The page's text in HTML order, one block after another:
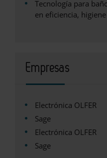
Tecnología para
en eficiencia,
Empresas
Electrónica OLFER
Sage
Electrónica OLFER
Sage